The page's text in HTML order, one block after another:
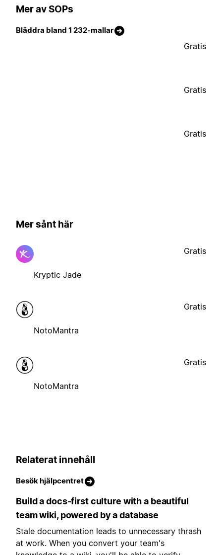
Mer av SOPs
Bläddra bland 1 232-mallar
Gratis
Gratis
Gratis
Mer sånt här
Kryptic Jade
Gratis
NotoMantra
Gratis
NotoMantra
Gratis
Relaterat innehåll
Besök hjälpcentret
Build a docs-first culture with a beautiful
team wiki, powered by a database
Stale documentation leads to unnecessary thrash
at work. When you convert your team's